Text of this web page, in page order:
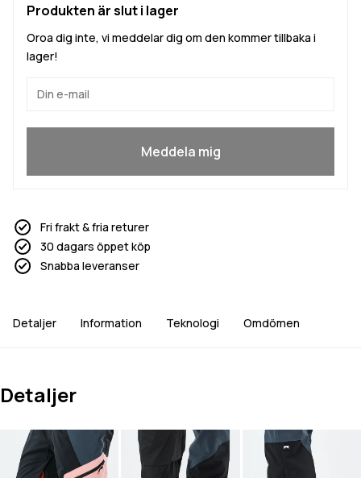
Produkten är slut i lager
Oroa dig inte, vi meddelar dig om den kommer tillbaka i
lager!
Meddela mig
Fri frakt & fria returer
30 dagars öppet köp
Snabba leveranser
Detaljer Information Teknologi Omdömen
Detaljer